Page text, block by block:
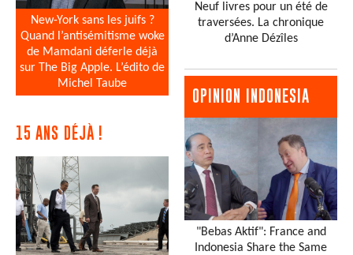
New-York sans les juifs ?
Quand l’antisémitisme woke
de Mamdani déferle déjà
sur The Big Apple. L’édito de
Michel Taube
15 ANS DÉJÀ !
Neuf livres pour un été de
traversées. La chronique
d’Anne Dézîles
OPINION INDONESIA
"Bebas Aktif": France and
Indonesia Share the Same